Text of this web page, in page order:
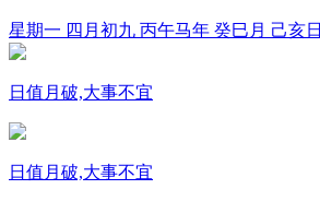
星期一 四月初九 丙午马年 癸巳月 己亥日
日值月破,大事不宜
日值月破,大事不宜